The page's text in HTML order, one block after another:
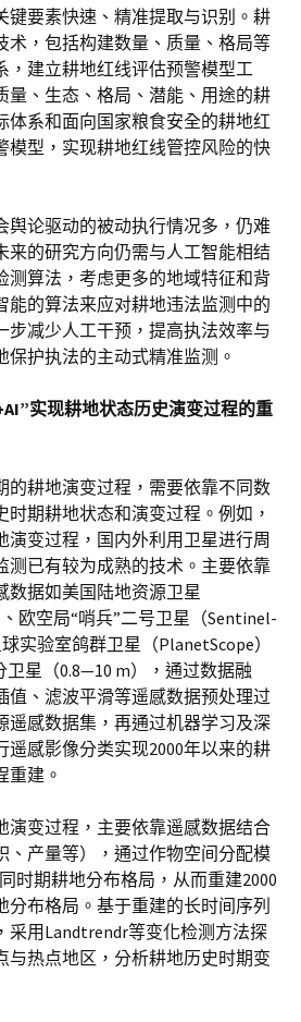
键要素快速、精准提取与识别。耕
术，包括构建数量、质量、格局等
，建立耕地红线评估预警模型工
量、生态、格局、潜能、用途的耕
体系和面向国家粮食安全的耕地红
模型，实现耕地红线管控风险的快
舆论驱动的被动执行情况多，仍难
来的研究方向仍需与人工智能相结
测算法，考虑更多的地域特征和背
能的算法来应对耕地违法监测中的
步减少人工干预，提高执法效率与
保护执法的主动式精准监测。
实现耕地状态历史演变过程的重
的耕地演变过程，需要依靠不同数
期耕地状态和演变过程。例如，
演变过程，国内外利用卫星进行周
测已有较为成熟的技术。主要依靠
数据如美国陆地资源卫星
、欧空局“哨兵”二号卫星（Sentinel-
实验室鸽群卫星（PlanetScope）
卫星（0.8—10 m），通过数据融
值、滤波平滑等遥感数据预处理过
遥感数据集，再通过机器学习及深
遥感影像分类实现2000年以来的耕
重建。
演变过程，主要依靠遥感数据结合
、产量等），通过作物空间分配模
时期耕地分布格局，从而重建2000
分布格局。基于重建的长时间序列
采用Landtrendr等变化检测方法探
与热点地区，分析耕地历史时期变